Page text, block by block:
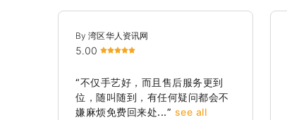
By 湾区华人资讯网
5.00
“不仅手艺好，而且售后服务更到
位，随叫随到，有任何疑问都会不
嫌麻烦免费回来处...” see all